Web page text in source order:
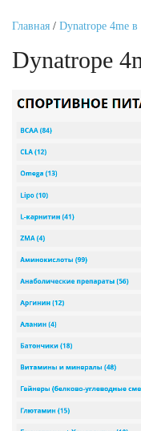
Главная / Dynatrope 4me в
Dynatrope